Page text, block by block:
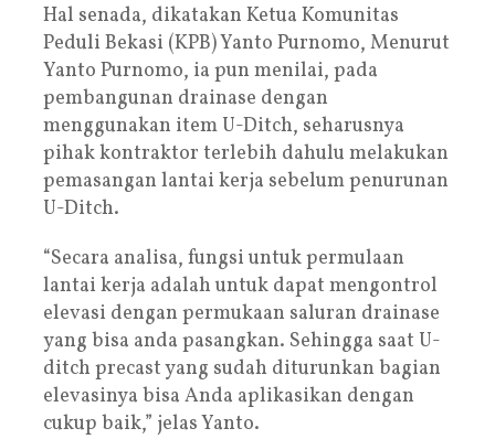
Hal senada, dikatakan Ketua Komunitas
Peduli Bekasi (KPB) Yanto Purnomo, Menurut
Yanto Purnomo, ia pun menilai, pada
pembangunan drainase dengan
menggunakan item U-Ditch, seharusnya
pihak kontraktor terlebih dahulu melakukan
pemasangan lantai kerja sebelum penurunan
U-Ditch.
“Secara analisa, fungsi untuk permulaan
lantai kerja adalah untuk dapat mengontrol
elevasi dengan permukaan saluran drainase
yang bisa anda pasangkan. Sehingga saat U-
ditch precast yang sudah diturunkan bagian
elevasinya bisa Anda aplikasikan dengan
cukup baik,” jelas Yanto.